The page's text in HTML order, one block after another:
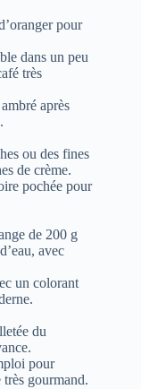
pour
dans un peu
très
après
ou des fines
de crème.
pochée pour
de 200 g
avec
un colorant
du
pour
très gourmand.